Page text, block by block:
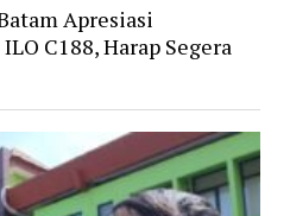
Apresiasi
C188, Harap Segera